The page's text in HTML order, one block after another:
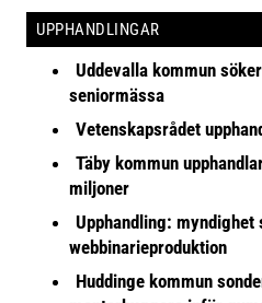
UPPHANDLINGAR
Uddevalla kommun
seniormässa
Vetenskapsrådet
Täby kommun
miljoner
Upphandling:
webbinarieproduktion
Huddinge kommun